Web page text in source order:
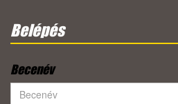
Belépés
Becenév